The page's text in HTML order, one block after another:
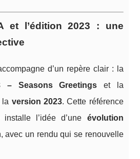
et l’édition 2023 : une
d’un repère clair : la
– Seasons Greetings et la
la version 2023. Cette référence
l’idée d’une évolution
avec un rendu qui se renouvelle